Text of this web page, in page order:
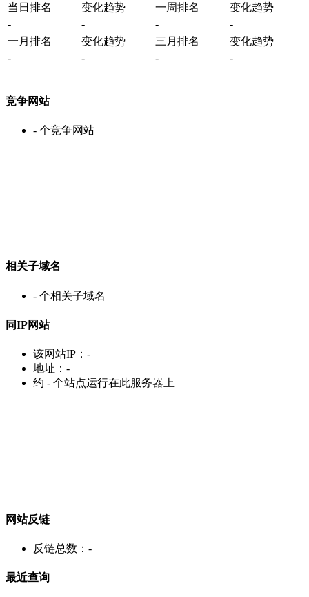
当日排名 变化趋势 一周排名
变化趋势
-
- -
-
一月排名
变化趋势 三月排名
变化趋势
-
- - -
竞争网站
- 个竞争网站
相关子域名
- 个相关子域名
同IP网站
该网站IP： -
地址： -
约 - 个站点运行在此服务器上
网站反链
反链总数： -
最近查询